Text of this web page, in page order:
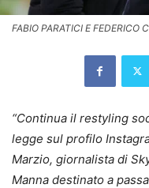
FABIO PARATICI E FEDERICO
“Continua il restyling
legge sul profilo
Marzio, giornalista di
Manna destinato a